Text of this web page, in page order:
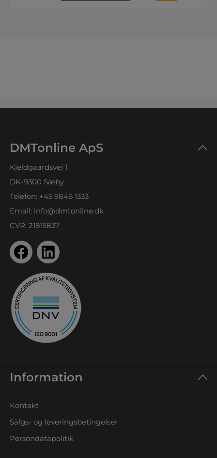
DMTonline ApS
Kjeldgaardsvej 1
DK-9300 Sæby
Telefon: +45 9846 1333
Email: info@dmtonline.dk
CVR: 21815837
Information
Kontakt
Salgs- og leveringsbetingelser
Persondatapolitik